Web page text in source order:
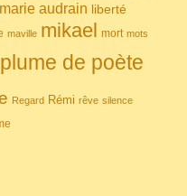
audrain liberté
maville mikael mort mots
plume de poète
Regard Rémi rêve silence